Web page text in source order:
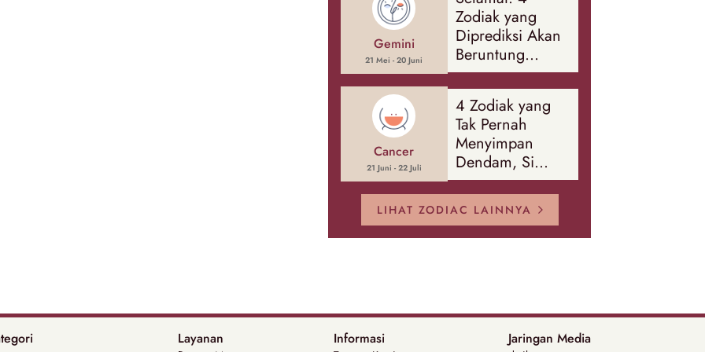
Gemini
21 Mei - 20 Juni
Zodiak yang
Diprediksi Akan
Beruntung
Sepanjang
Agustus 2026
Cancer
21 Juni - 22 Juli
4 Zodiak yang
Tak Pernah
Menyimpan
Dendam, Si
Paling Mudah
Memaafkan!
LIHAT ZODIAC LAINNYA
Layanan Informasi Jaringan Media